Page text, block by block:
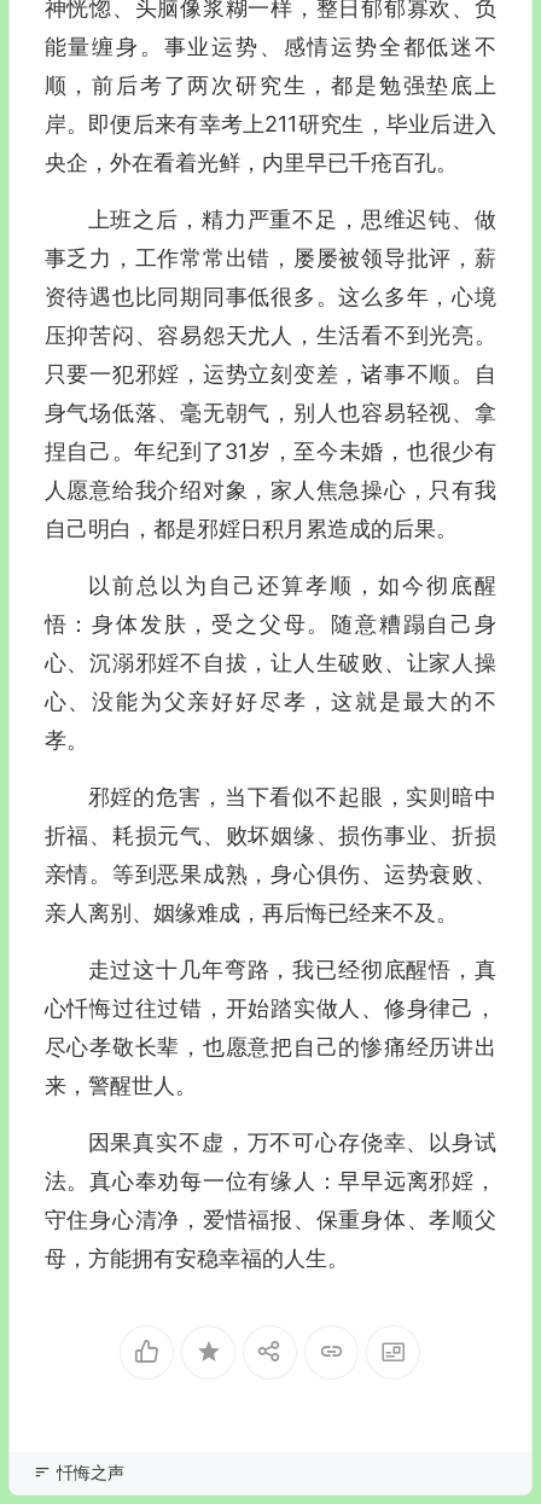
神恍惚、头脑像浆糊一样，整日郁郁寡欢、负
能量缠身。事业运势、感情运势全都低迷不
顺，前后考了两次研究生，都是勉强垫底上
岸。即便后来有幸考上211研究生，毕业后进入
央企，外在看着光鲜，内里早已千疮百孔。
上班之后，精力严重不足，思维迟钝、做
事乏力，工作常常出错，屡屡被领导批评，薪
资待遇也比同期同事低很多。这么多年，心境
压抑苦闷、容易怨天尤人，生活看不到光亮。
只要一犯邪婬，运势立刻变差，诸事不顺。自
身气场低落、毫无朝气，别人也容易轻视、拿
捏自己。年纪到了31岁，至今未婚，也很少有
人愿意给我介绍对象，家人焦急操心，只有我
自己明白，都是邪婬日积月累造成的后果。
以前总以为自己还算孝顺，如今彻底醒
悟：身体发肤，受之父母。随意糟蹋自己身
心、沉溺邪婬不自拔，让人生破败、让家人操
心、没能为父亲好好尽孝，这就是最大的不
孝。
邪婬的危害，当下看似不起眼，实则暗中
折福、耗损元气、败坏姻缘、损伤事业、折损
亲情。等到恶果成熟，身心俱伤、运势衰败、
亲人离别、姻缘难成，再后悔已经来不及。
走过这十几年弯路，我已经彻底醒悟，真
心忏悔过往过错，开始踏实做人、修身律己，
尽心孝敬长辈，也愿意把自己的惨痛经历讲出
来，警醒世人。
因果真实不虚，万不可心存侥幸、以身试
法。真心奉劝每一位有缘人：早早远离邪婬，
守住身心清净，爱惜福报、保重身体、孝顺父
母，方能拥有安稳幸福的人生。
忏悔之声